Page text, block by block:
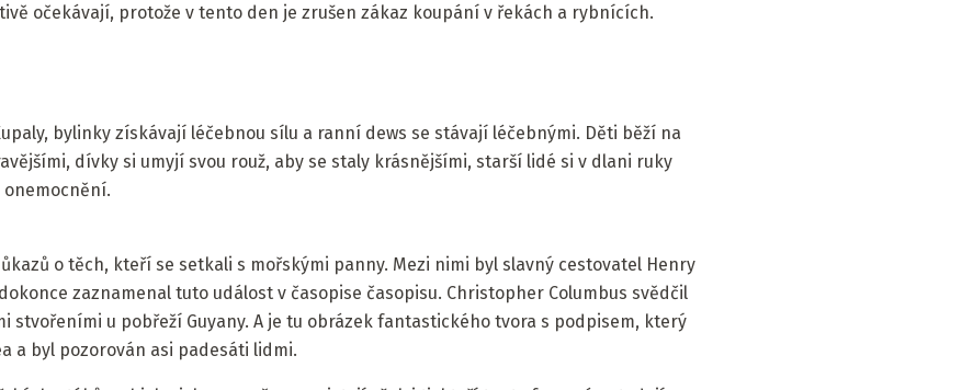
očekávají, protože v tento den je zrušen zákaz koupání v řekách a rybnících.
bylinky získávají léčebnou sílu a ranní dews se stávají léčebnými. Děti běží na
dívky si umyjí svou rouž, aby se staly krásnějšími, starší lidé si v dlani ruky
onemocnění.
o těch, kteří se setkali s mořskými panny. Mezi nimi byl slavný cestovatel Henry
zaznamenal tuto událost v časopise časopisu. Christopher Columbus svědčil
stvořeními u pobřeží Guyany. A je tu obrázek fantastického tvora s podpisem, který
a byl pozorován asi padesáti lidmi.